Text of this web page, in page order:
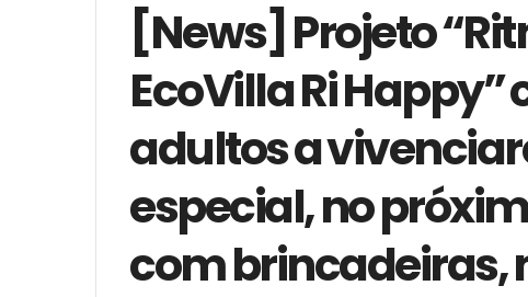
[News] Projeto
EcoVilla Ri
adultos a
especial, no
com brincadeiras,